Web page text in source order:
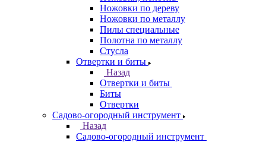
Ножовки по дереву
Ножовки по металлу
Пилы специальные
Полотна по металлу
Стусла
Отвертки и биты
Назад
Отвертки и биты
Биты
Отвертки
Садово-огородный инструмент
Назад
Садово-огородный инструмент